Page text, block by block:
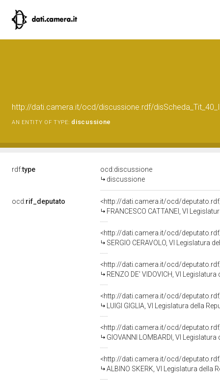
http://dati.camera.it/ocd/discussione.rdf/
AN ENTITY OF TYPE: discussione
rdf:type
ocd:discussione
discussione
ocd:rif_deputato
<http://dati.camera.it/ocd/
FRANCESCO CATTANEI, VI
<http://dati.camera.it/ocd/
SERGIO CERAVOLO, VI Legislatura
<http://dati.camera.it/ocd/
RENZO DE' VIDOVICH, VI
<http://dati.camera.it/ocd/
LUIGI GIGLIA, VI Legislatura della
<http://dati.camera.it/ocd/
GIOVANNI LOMBARDI, VI
<http://dati.camera.it/ocd/
ALBINO SKERK, VI Legislatura della